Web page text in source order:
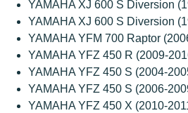
YAMAHA XJ 600 S Diversion
YAMAHA XJ 600 S Diversion
YAMAHA YFM 700 Raptor
YAMAHA YFZ 450 R (2009-
YAMAHA YFZ 450 S (2004-
YAMAHA YFZ 450 S (2006-
YAMAHA YFZ 450 X (2010-